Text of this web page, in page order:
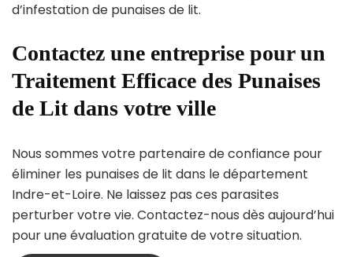
d’infestation de punaises de lit.
Contactez une entreprise pour un
Traitement Efficace des Punaises
de Lit dans votre ville
Nous sommes votre partenaire de confiance pour
éliminer les punaises de lit dans le département
Indre-et-Loire. Ne laissez pas ces parasites
perturber votre vie. Contactez-nous dès aujourd’hui
pour une évaluation gratuite de votre situation.